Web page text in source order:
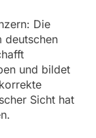
Die
deutschen
und bildet
Sicht hat